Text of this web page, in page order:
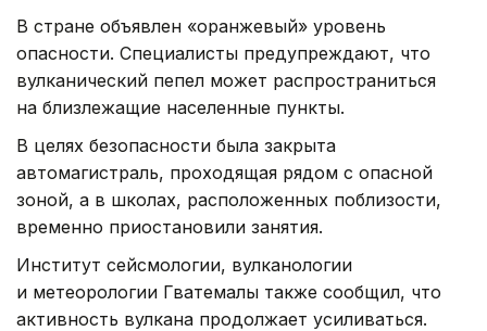
В стране объявлен «оранжевый» уровень
опасности. Специалисты предупреждают, что
вулканический пепел может распространиться
на близлежащие населенные пункты.
В целях безопасности была закрыта
автомагистраль, проходящая рядом с опасной
зоной, а в школах, расположенных поблизости,
временно приостановили занятия.
Институт сейсмологии, вулканологии
и метеорологии Гватемалы также сообщил, что
активность вулкана продолжает усиливаться.